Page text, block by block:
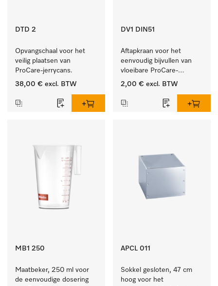
DTD 2
Opvangschaal voor het
veilig plaatsen van
ProCare-jerrycans.
38,00 € excl. BTW
DV1 DIN51
Aftapkraan voor het
eenvoudig bijvullen van
vloeibare ProCare-
producten.
2,00 € excl. BTW
MB1 250
Maatbeker, 250 ml voor
de eenvoudige dosering
APCL 011
Sokkel gesloten, 47 cm
hoog voor het